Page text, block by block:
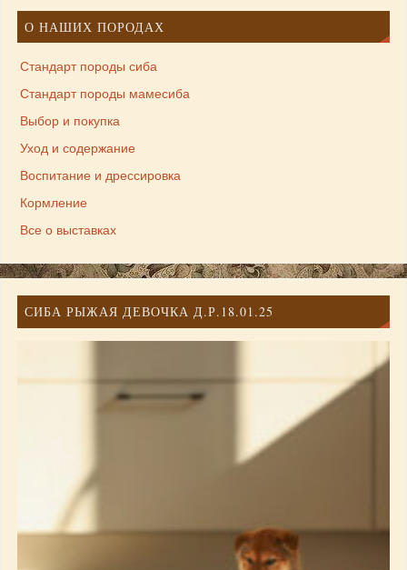
О НАШИХ ПОРОДАХ
Стандарт породы сиба
Стандарт породы мамесиба
Выбор и покупка
Уход и содержание
Воспитание и дрессировка
Кормление
Все о выставках
СИБА РЫЖАЯ ДЕВОЧКА Д.Р.18.01.25